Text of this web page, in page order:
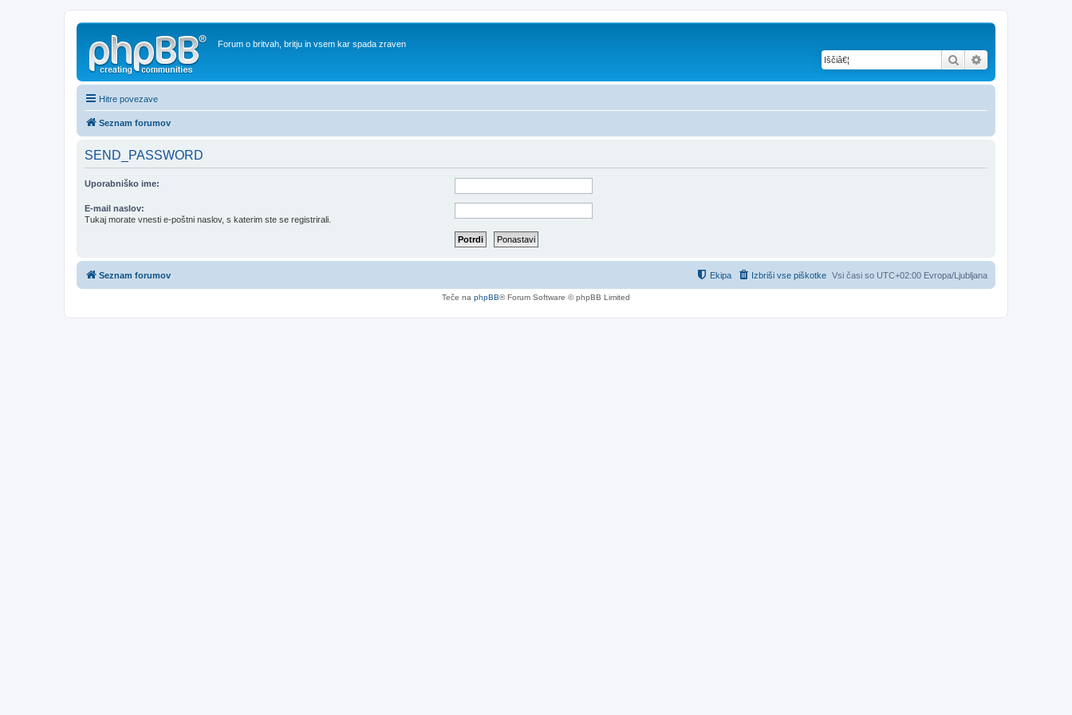
Forum o britvah, britju in vsem kar spada zraven
Iskanje
Hitre povezave
Seznam forumov
SEND_PASSWORD
Uporabniško ime:
E-mail naslov:
Tukaj morate vnesti e-poštni naslov, s katerim ste se registrirali.
Seznam forumov Vsi časi so UTC+02:00 Evropa/Ljubljana
Izbriši vse piškotke
Ekipa
Teče na phpBB® Forum Software © phpBB Limited